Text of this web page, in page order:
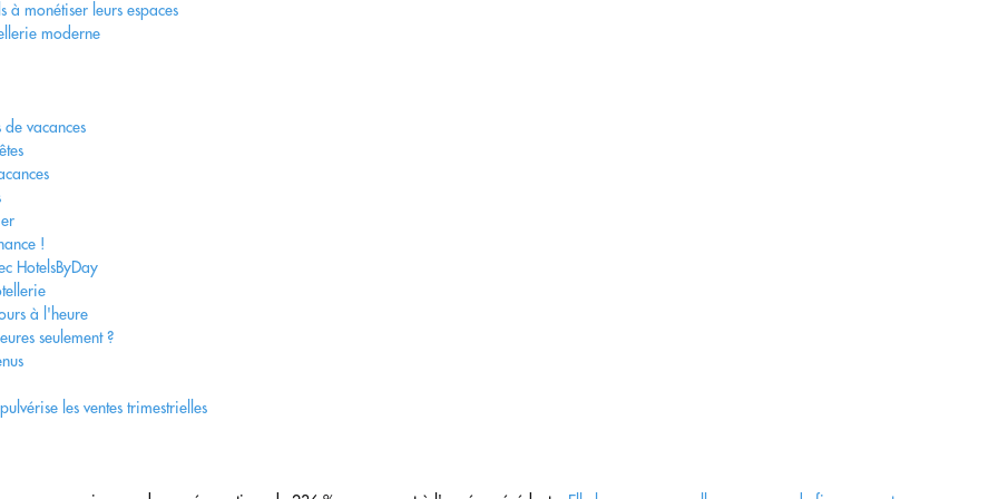
à monétiser leurs espaces
moderne
vacances
!
HotelsByDay
à l'heure
seulement ?
les ventes trimestrielles